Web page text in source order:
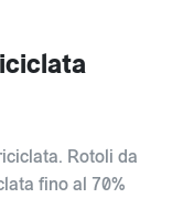
Rotoli da
fino al 70%